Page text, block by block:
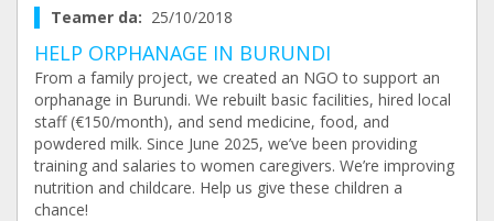
Teamer da: 25/10/2018
HELP ORPHANAGE IN BURUNDI
From a family project, we created an NGO to support an
orphanage in Burundi. We rebuilt basic facilities, hired local
staff (€150/month), and send medicine, food, and
powdered milk. Since June 2025, we’ve been providing
training and salaries to women caregivers. We’re improving
nutrition and childcare. Help us give these children a
chance!